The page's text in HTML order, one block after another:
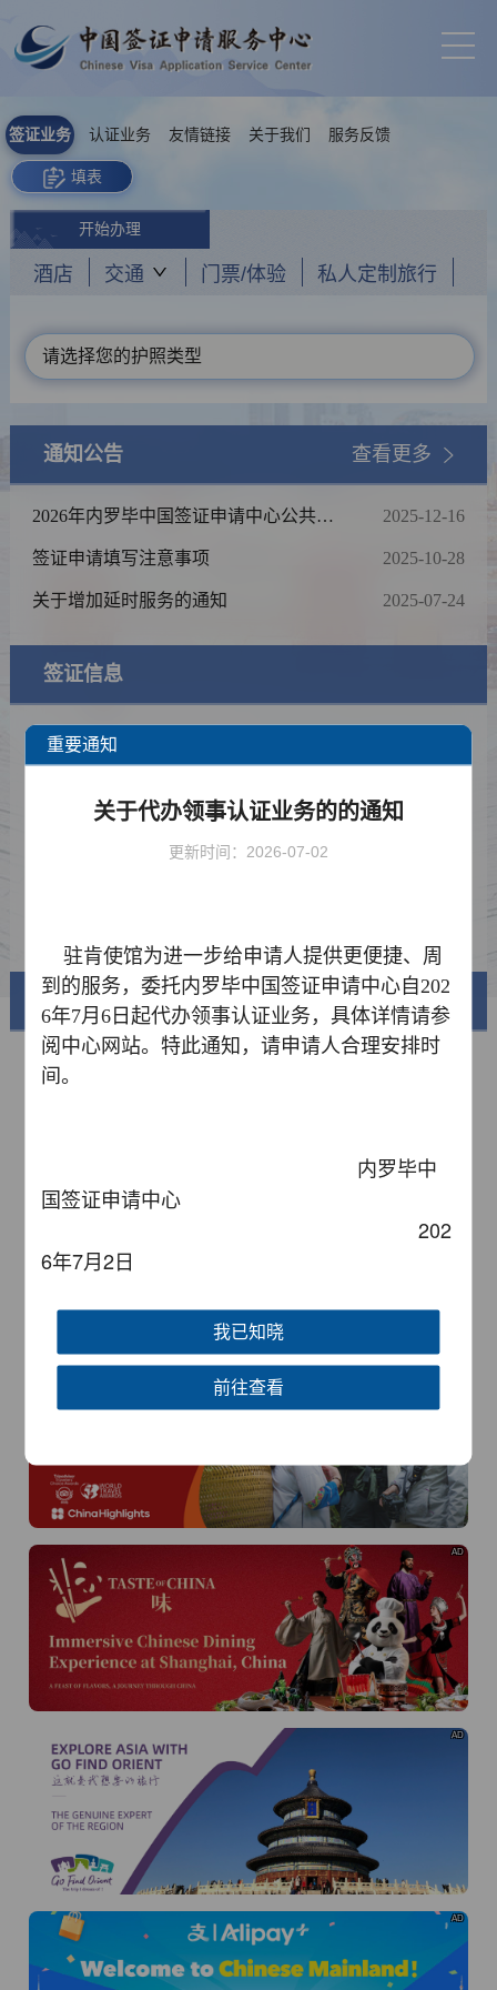
签证业务 认证业务 友情链接 关于我们 服务反馈
填表
开始办理
酒店 交通 门票/体验 私人定制旅行
请选择您的护照类型
通知公告 查看更多
2026年内罗毕中国签证申请中心公共假
2025-12-16
签证申请填写注意事项 2025-10-28
关于增加延时服务的通知 2025-07-24
签证信息
签证类型及材料清单
美丽中国
黄河流域以及蜿蜒曲折的1.8万公里海岸线
AD
AD
AD
重要通知
关于代办领事认证业务的的通知
更新时间：2026-07-02
驻肯使馆为进一步给申请人提供更便捷、周
到的服务，委托内罗毕中国签证申请中心自202
6年7月6日起代办领事认证业务，具体详情请参
阅中心网站。特此通知，请申请人合理安排时
间。
内罗毕中
国签证申请中心
202
6年7月2日
我已知晓
前往查看